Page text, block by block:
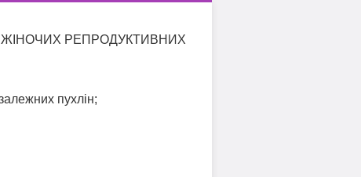
РЕПРОДУКТИВНИХ
пухлін;